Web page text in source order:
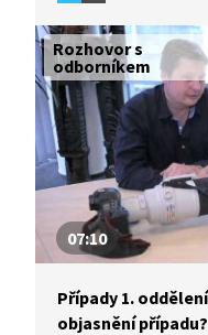
Rozhovor s
odborníkem
07:10
Případy 1.
objasnění případu?